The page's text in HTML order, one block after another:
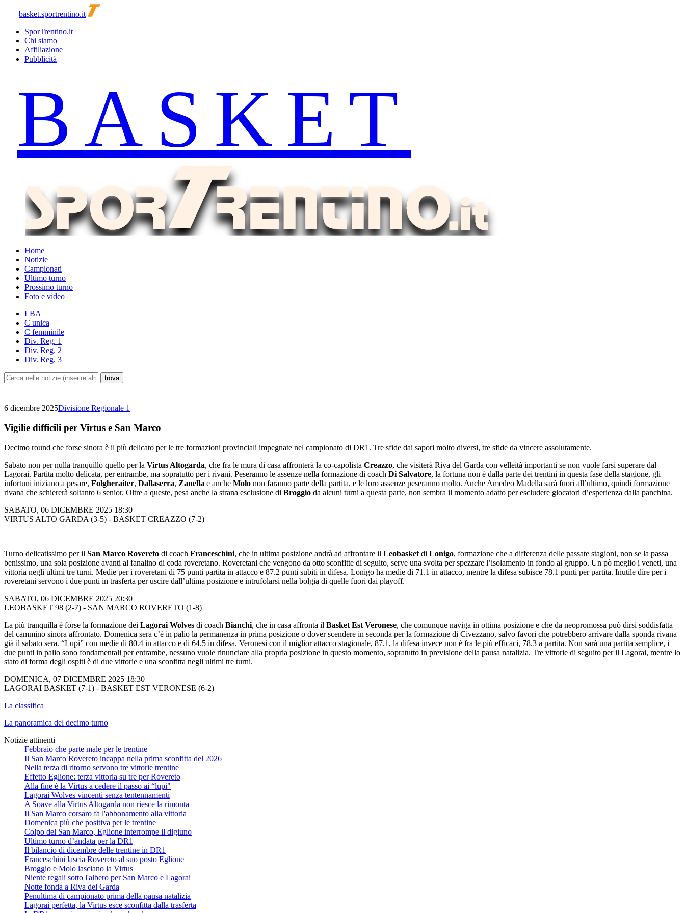
basket.sportrentino.it
SporTrentino.it
Chi siamo
Affiliazione
Pubblicità
Home
Notizie
Campionati
Ultimo turno
Prossimo turno
Foto e video
LBA
C unica
C femminile
Div. Reg. 1
Div. Reg. 2
Div. Reg. 3
6 dicembre 2025Divisione Regionale 1
Vigilie difficili per Virtus e San Marco
Decimo round che forse sinora è il più delicato per le tre formazioni provinciali impegnate nel campionato di DR1. Tre sfide dai sapori molto diversi, tre sfide da vincere assolutamente.
Sabato non per nulla tranquillo quello per la Virtus Altogarda, che fra le mura di casa affronterà la co-capolista Creazzo, che visiterà Riva del Garda con velleità importanti se non vuole farsi superare dal
Lagorai. Partita molto delicata, per entrambe, ma sopratutto per i rivani. Peseranno le assenze nella formazione di coach Di Salvatore, la fortuna non è dalla parte dei trentini in questa fase della stagione, gli
infortuni iniziano a pesare, Folgheraiter, Dallaserra, Zanella e anche Molo non faranno parte della partita, e le loro assenze peseranno molto. Anche Amedeo Madella sarà fuori all’ultimo, quindi formazione
rivana che schiererà soltanto 6 senior. Oltre a queste, pesa anche la strana esclusione di Broggio da alcuni turni a questa parte, non sembra il momento adatto per escludere giocatori d’esperienza dalla panchina.
SABATO, 06 DICEMBRE 2025 18:30
VIRTUS ALTO GARDA (3-5) - BASKET CREAZZO (7-2)
Turno delicatissimo per il San Marco Rovereto di coach Franceschini, che in ultima posizione andrà ad affrontare il Leobasket di Lonigo, formazione che a differenza delle passate stagioni, non se la passa
benissimo, una sola posizione avanti al fanalino di coda roveretano. Roveretani che vengono da otto sconfitte di seguito, serve una svolta per spezzare l’isolamento in fondo al gruppo. Un pò meglio i veneti, una
vittoria negli ultimi tre turni. Medie per i roveretani di 75 punti partita in attacco e 87.2 punti subiti in difesa. Lonigo ha medie di 71.1 in attacco, mentre la difesa subisce 78.1 punti per partita. Inutile dire per i
roveretani servono i due punti in trasferta per uscire dall’ultima posizione e intrufolarsi nella bolgia di quelle fuori dai playoff.
SABATO, 06 DICEMBRE 2025 20:30
LEOBASKET 98 (2-7) - SAN MARCO ROVERETO (1-8)
La più tranquilla è forse la formazione dei Lagorai Wolves di coach Bianchi, che in casa affronta il Basket Est Veronese, che comunque naviga in ottima posizione e che da neopromossa può dirsi soddisfatta
del cammino sinora affrontato. Domenica sera c’è in palio la permanenza in prima posizione o dover scendere in seconda per la formazione di Civezzano, salvo favori che potrebbero arrivare dalla sponda rivana
già il sabato sera. “Lupi” con medie di 80.4 in attacco e di 64.5 in difesa. Veronesi con il miglior attacco stagionale, 87.1, la difesa invece non è fra le più efficaci, 78.3 a partita. Non sarà una partita semplice, i
due punti in palio sono fondamentali per entrambe, nessuno vuole rinunciare alla propria posizione in questo momento, sopratutto in previsione della pausa natalizia. Tre vittorie di seguito per il Lagorai, mentre lo
stato di forma degli ospiti è di due vittorie e una sconfitta negli ultimi tre turni.
DOMENICA, 07 DICEMBRE 2025 18:30
LAGORAI BASKET (7-1) - BASKET EST VERONESE (6-2)
La classifica
La panoramica del decimo turno
Notizie attinenti
Febbraio che parte male per le trentine
Il San Marco Rovereto incappa nella prima sconfitta del 2026
Nella terza di ritorno servono tre vittorie trentine
Effetto Eglione: terza vittoria su tre per Rovereto
Alla fine è la Virtus a cedere il passo ai “lupi"
Lagorai Wolves vincenti senza tentennamenti
A Soave alla Virtus Altogarda non riesce la rimonta
Il San Marco corsaro fa l'abbonamento alla vittoria
Domenica più che positiva per le trentine
Colpo del San Marco, Eglione interrompe il digiuno
Ultimo turno d’andata per la DR1
Il bilancio di dicembre delle trentine in DR1
Franceschini lascia Rovereto al suo posto Eglione
Broggio e Molo lasciano la Virtus
Niente regali sotto l'albero per San Marco e Lagorai
Notte fonda a Riva del Garda
Penultima di campionato prima della pausa natalizia
Lagorai perfetta, la Virtus esce sconfitta dalla trasferta